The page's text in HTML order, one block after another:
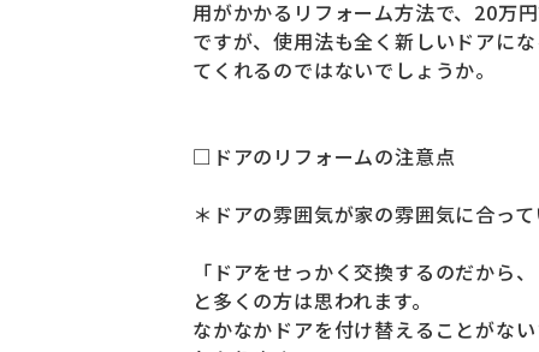
用がかかるリフォーム方法で、20万
ですが、使用法も全く新しいドアに
てくれるのではないでしょうか。
□ドアのリフォームの注意点
＊ドアの雰囲気が家の雰囲気に合っ
「ドアをせっかく交換するのだから
と多くの方は思われます。
なかなかドアを付け替えることがな